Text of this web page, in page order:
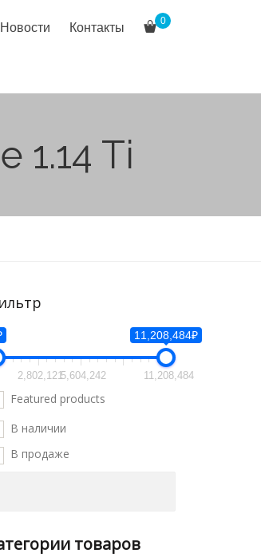
Новости Контакты 0
1.14 Ti
11,208,484₽
2,802,1215,604,242 11,208,484
Featured products
В наличии
В продаже
товаров